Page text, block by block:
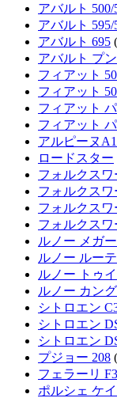
アバルト 500/
アバルト 595/
アバルト 695
アバルト プ
フィアット
フィアット
フィアット
フィアット
アルピーヌ
ロードスター
フォルクスワ
フォルクス
フォルクスワ
フォルクスワ
ルノー メガ
ルノー ルー
ルノー トゥ
ルノー カン
シトロエン
シトロエン
シトロエン
プジョー 208
フェラーリ
ポルシェ ケ